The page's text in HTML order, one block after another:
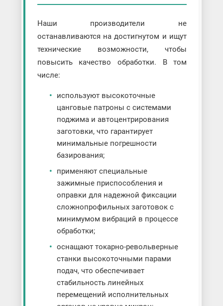
Наши производители не
останавливаются на достигнутом и ищут
технические возможности, чтобы
повысить качество обработки. В том
числе:
используют высокоточные
цанговые патроны с системами
поджима и автоцентрирования
заготовки, что гарантирует
минимальные погрешности
базирования;
применяют специальные
зажимные приспособления и
оправки для надежной фиксации
сложнопрофильных заготовок с
минимумом вибраций в процессе
обработки;
оснащают токарно-револьверные
станки высокоточными парами
подач, что обеспечивает
стабильность линейных
перемещений исполнительных